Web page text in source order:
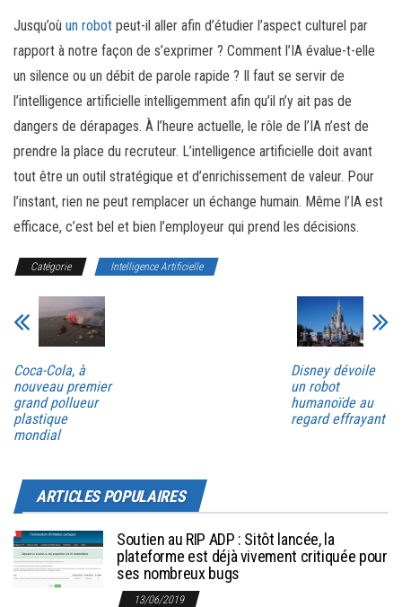
Jusqu’où un robot peut-il aller afin d’étudier l’aspect culturel par
rapport à notre façon de s’exprimer ? Comment l’IA évalue-t-elle
un silence ou un débit de parole rapide ? Il faut se servir de
l’intelligence artificielle intelligemment afin qu’il n’y ait pas de
dangers de dérapages. À l’heure actuelle, le rôle de l’IA n’est de
prendre la place du recruteur. L’intelligence artificielle doit avant
tout être un outil stratégique et d’enrichissement de valeur. Pour
l’instant, rien ne peut remplacer un échange humain. Même l’IA est
efficace, c’est bel et bien l’employeur qui prend les décisions.
Catégorie Intelligence Artificielle
Coca-Cola, à
nouveau premier
grand pollueur
plastique
mondial
Disney dévoile
un robot
humanoïde au
regard effrayant
ARTICLES POPULAIRES
Soutien au RIP ADP : Sitôt lancée, la
plateforme est déjà vivement critiquée pour
ses nombreux bugs
13/06/2019